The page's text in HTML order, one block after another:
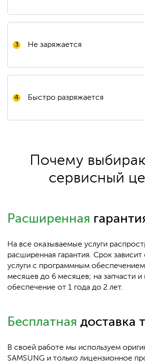
3 Не заряжается
4 Быстро разряжается
Почему
сервисный
Расширенная
На все оказываемые услуги
расширенная гарантия. Срок зависит
услуги с программным обеспечением
месяцев до 6 месяцев; на запчасти
обеспечение от 1 года до 2 лет.
Бесплатная доставка
В своей работе мы используем
SAMSUNG и только лицензионное